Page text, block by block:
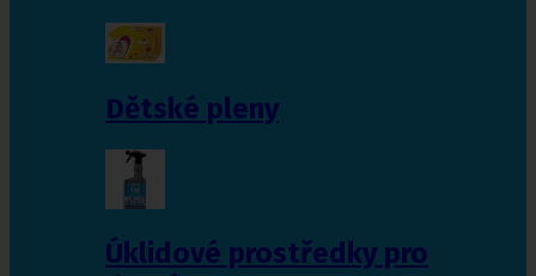
Dětské pleny
Úklidové prostředky pro